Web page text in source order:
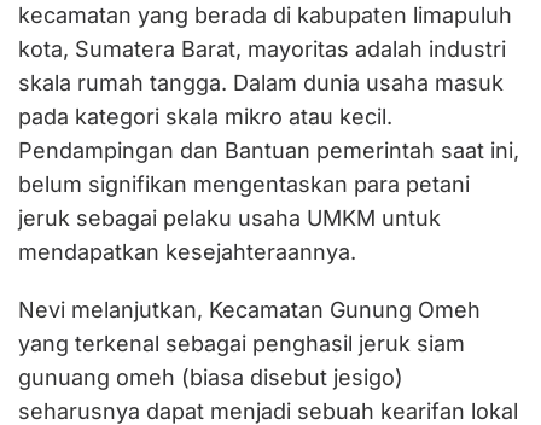
kecamatan yang berada di kabupaten limapuluh
kota, Sumatera Barat, mayoritas adalah industri
skala rumah tangga. Dalam dunia usaha masuk
pada kategori skala mikro atau kecil.
Pendampingan dan Bantuan pemerintah saat ini,
belum signifikan mengentaskan para petani
jeruk sebagai pelaku usaha UMKM untuk
mendapatkan kesejahteraannya.
Nevi melanjutkan, Kecamatan Gunung Omeh
yang terkenal sebagai penghasil jeruk siam
gunuang omeh (biasa disebut jesigo)
seharusnya dapat menjadi sebuah kearifan lokal